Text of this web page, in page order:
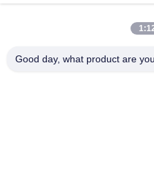
Good day, what product are